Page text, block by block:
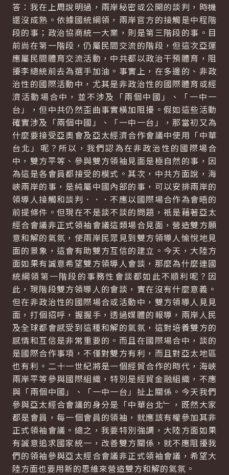
答：我在上周說明過，兩岸秘密或公開的談判，時機
還沒成熟。依據國統綱領，兩岸官方的接觸是中程階
段的事；政治協商統一大業，則是第三階段的事。目
前尚在第一階段，仍屬民間交流的階段，但這次亞運
應屬民間體育交流活動，中共都以政治干預體育，阻
擾李總統前去為選手加油。事實上，在多邊的、非政
治性的國際活動中，尤其是非政治性的國際體育或經
濟活動場合中，並不涉及「兩個中國」、「一中一
台」，但中共仍然歪曲事實橫加阻擾。假如這些活動
確實涉及「兩個中國」、「一中一台」，那當初又為
什麼要接受亞奧會及亞太經濟合作會議中使用「中華
台北」呢？所以，我們認為在非政治性的國際場合
中，雙方平等、參與雙方領袖見面是極自然的事，因
為這是各會員都接受的模式。其次，中共方面說，海
峽兩岸的事，是純屬中國內部的事，可以安排兩岸的
領導人接觸和談判．．．不應以國際場合作為會晤的
前提條件。但現在不是談不談的問題，衹是藉著亞太
經合會議非正式領袖會議這類場合見面，營造雙方願
意和解的氣氛，使兩岸民眾見到雙方領導人愉悅地見
面的景象，這會有助雙方互信的建立。今天，大陸方
面如果有誠意希望雙方領導人會談，那麼為什麼連國
統綱領第一階段的事務性會談都如此不順利呢？因
此，現階段雙方領導人的會談，實在沒有什麼意義。
但在非政治性的國際場合或活動中，雙方領導人見見
面，打個招呼，握握手，透過媒體的報導，兩岸人民
及全球都會感受到這種和解的氣氛，這對培養雙方的
感情和互信是非常重要的。而且在國際場合中，談的
是國際合作事項，不僅對雙方有利，而且對亞太地區
也有利。二十一世紀將是一個經貿合作的時代，海峽
兩岸平等參與國際組織，特別是經貿金融組織，不應
與「兩個中國」、「一中一台」扯上關係。今天我們
參與亞太經合會議的身分是「中華台北﹂，既然大家
都是會員，每一個會員的領袖，就應該有權參加其非
正式領袖會議。總之，我要特別強調，大陸方面如果
有誠意追求國家統一，改善雙方關係，就不應阻擾我
們的領袖參與亞太經合會議非正式領袖會議，希望大
陸方面也要用新的思維來營造雙方和解的氣氛。